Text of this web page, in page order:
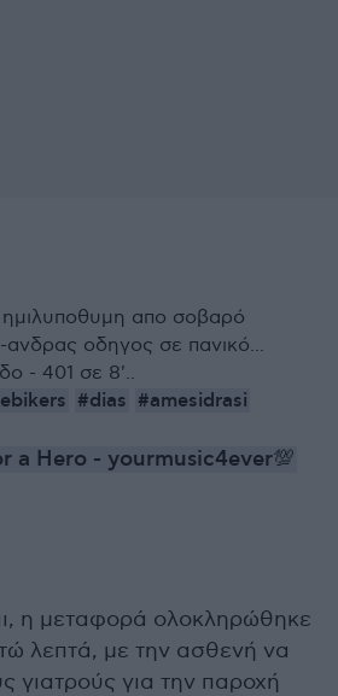
ημιλυποθυμη απο σοβαρό
ανδρας οδηγος σε πανικό...
- 401 σε 8'..
#dias #amesidrasi
Hero - yourmusic4ever💯
η μεταφορά ολοκληρώθηκε
λεπτά, με την ασθενή να
γιατρούς για την παροχή